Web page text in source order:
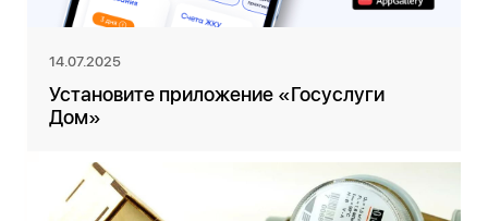
14.07.2025
Установите приложение «Госуслуги
Дом»